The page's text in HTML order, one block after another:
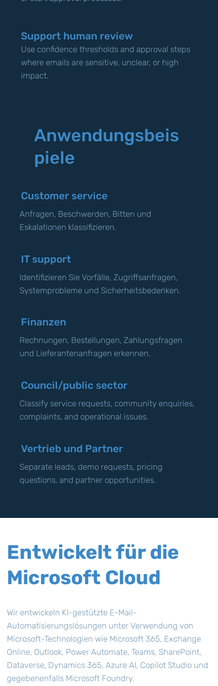
Support human review
Use confidence thresholds and approval steps
where emails are sensitive, unclear, or high
impact.
Anwendungsbeis
piele
Customer service
Anfragen, Beschwerden, Bitten und
Eskalationen klassifizieren.
IT support
Identifizieren Sie Vorfälle, Zugriffsanfragen,
Systemprobleme und Sicherheitsbedenken.
Finanzen
Rechnungen, Bestellungen, Zahlungsfragen
und Lieferantenanfragen erkennen.
Council/public sector
Classify service requests, community enquiries,
complaints, and operational issues.
Vertrieb und Partner
Separate leads, demo requests, pricing
questions, and partner opportunities.
Entwickelt für die
Microsoft Cloud
Wir entwickeln KI-gestützte E-Mail-
Automatisierungslösungen unter Verwendung von
Microsoft-Technologien wie Microsoft 365, Exchange
Online, Outlook, Power Automate, Teams, SharePoint,
Dataverse, Dynamics 365, Azure AI, Copilot Studio und
gegebenenfalls Microsoft Foundry.